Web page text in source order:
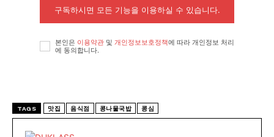
구독하시면 모든 기능을 이용하실 수 있습니다.
본인은 이용약관 및 개인정보보호정책에 따라 개인정보 처리
에 동의합니다.
TAGS 맛집 음식점 콩나물국밥 콩심